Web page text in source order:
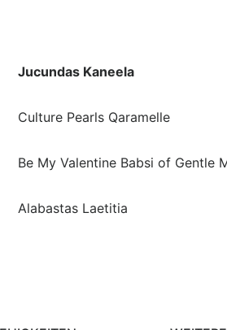
Jucundas Kaneela
Culture Pearls Qaramelle
Be My Valentine Babsi of Gentle
Alabastas Laetitia